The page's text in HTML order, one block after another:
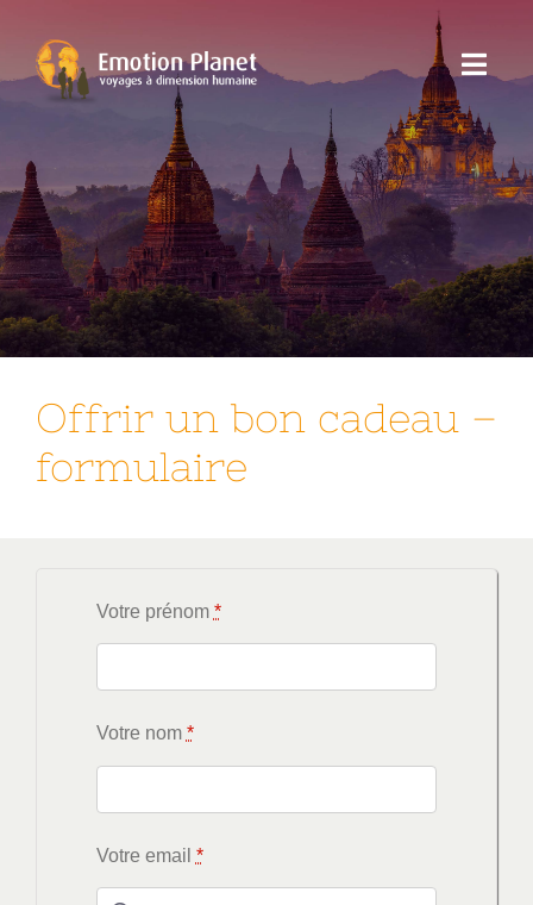
contenu
Nos Voyages
Emotion Planet
Vous
Offrir un bon cadeau –
formulaire
Votre prénom *
Votre nom *
Votre email *